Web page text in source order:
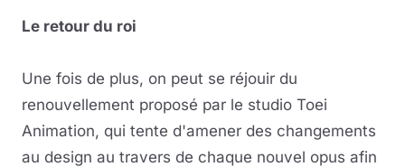
Le retour du roi
Une fois de plus, on peut se réjouir du
renouvellement proposé par le studio Toei
Animation, qui tente d'amener des changements
au design au travers de chaque nouvel opus afin